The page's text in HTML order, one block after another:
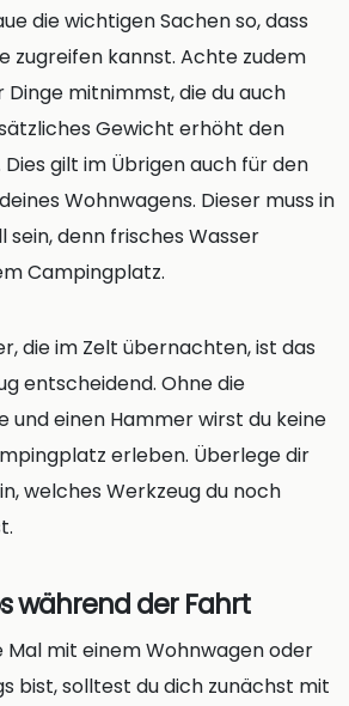
die wichtigen Sachen so, dass
zugreifen kannst. Achte zudem
Dinge mitnimmst, die du auch
Gewicht erhöht den
gilt im Übrigen auch für den
Wohnwagens. Dieser muss in
sein, denn frisches Wasser
Campingplatz.
die im Zelt übernachten, ist das
entscheidend. Ohne die
und einen Hammer wirst du keine
erleben. Überlege dir
welches Werkzeug du noch
während der Fahrt
Mal mit einem Wohnwagen oder
bist, solltest du dich zunächst mit